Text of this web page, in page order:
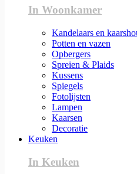
In Woonkamer
Kandelaars en
Potten en vazen
Opbergers
Spreien & Plaids
Kussens
Spiegels
Fotolijsten
Lampen
Kaarsen
Decoratie
Keuken
In Keuken